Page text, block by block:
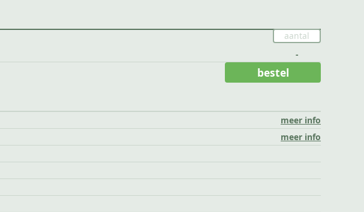
-
meer info
meer info
bestel